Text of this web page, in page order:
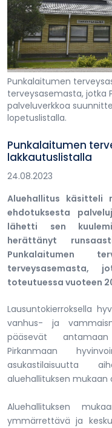
Punkalaitumen
terveysasemasta, jotka
palveluverkkoa
lopetuslistalla.
Punkalaitumen
lakkautuslistalla
24.08.2023
Aluehallitus käsitteli
ehdotuksesta
lähetti sen
herättänyt
Punkalaitumen
terveysasemasta,
toteutuessa vuoteen
Lausuntokierroksella
vanhus- ja
pääsevät
Pirkanmaan
asukastilaisuutta
aluehallituksen mukaan
Aluehallituksen
ymmärrettävä ja